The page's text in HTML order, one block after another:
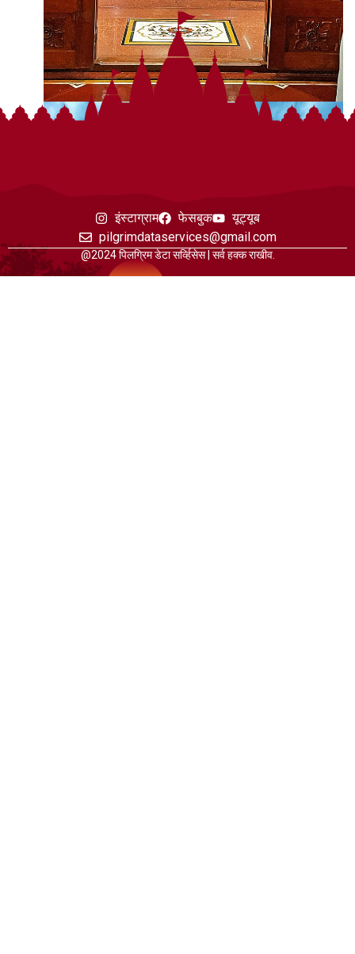
इंस्टाग्राम फेसबुक
यूट्यूब
pilgrimdataservices@gmail.com
@2024 पिलग्रिम डेटा सर्व्हिसेस | सर्व हक्क राखीव.